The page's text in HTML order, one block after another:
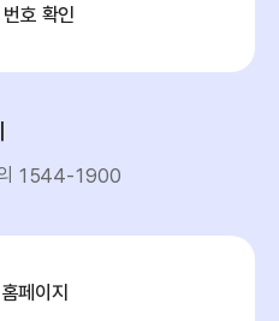
호 확인
1544-1900
페이지